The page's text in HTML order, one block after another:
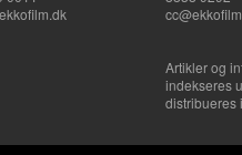
Artikler og
indekseres
distribueres